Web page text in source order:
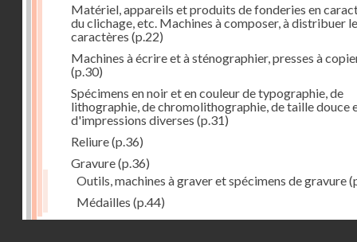
Matériel, appareils et produits de fonderies en
du clichage, etc. Machines à composer, à distribuer
caractères (p.22)
Machines à écrire et à sténographier, presses à
(p.30)
Spécimens en noir et en couleur de typographie, de
lithographie, de chromolithographie, de taille douce
d'impressions diverses (p.31)
Reliure(p.36)
Gravure(p.36)
Outils, machines à graver et spécimens de gravure
Médailles (p.44)